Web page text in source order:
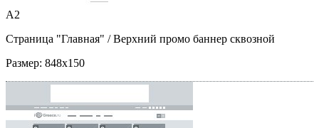
A2
Страница "Главная" / Верхний промо баннер сквозной
Размер: 848x150